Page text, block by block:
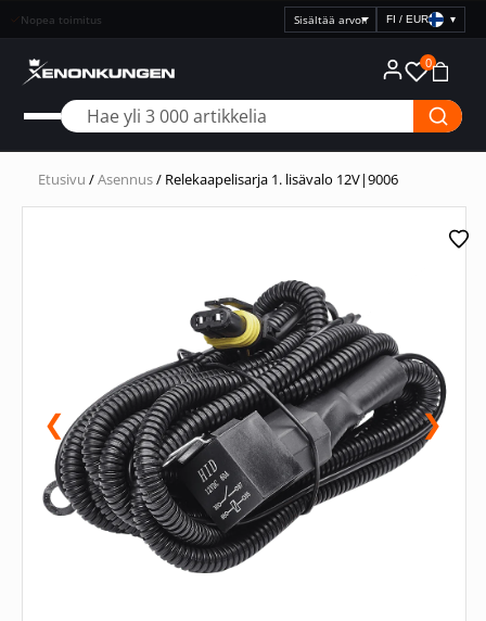
Nopea toimitus
Valitse
FI / EUR ▾
0
Etusivu /Asennus/ Relekaapelisarja 1. lisävalo 12V|9006
❮ ❯